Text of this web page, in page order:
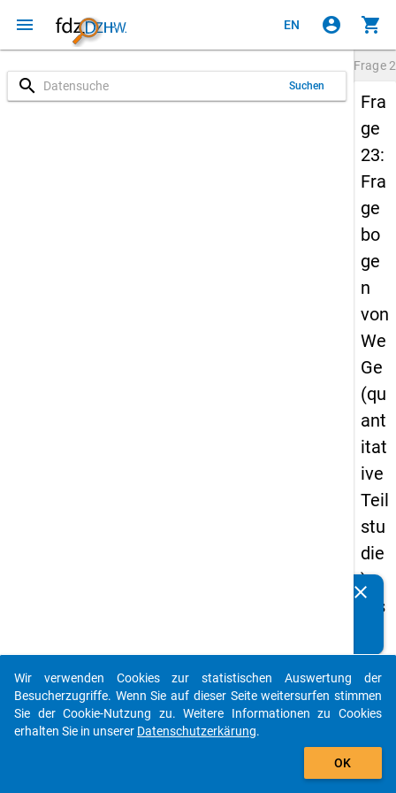
menu EN account_circle shopping_cart
search Suchen
Frage
Fra
ge
23:
Fra
ge
bo
ge
n
von
We
Ge
(qu
ant
itat
ive
Teil
stu
die
) -
ers
We
lle
23
clear
auto_stories
add_shopping_cart
Wir verwenden Cookies zur statistischen Auswertung der
Besucherzugriffe. Wenn Sie auf dieser Seite weitersurfen stimmen
Sie der Cookie-Nutzung zu. Weitere Informationen zu Cookies
erhalten Sie in unserer Datenschutzerkärung.
OK